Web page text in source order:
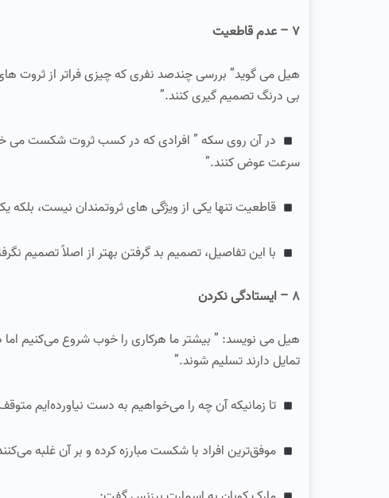
۷ – عدم قاطعیت
هیل می‌ گوید” بررسی چندصد نفری که چیزی فراتر از ثروت‌
بی‌ درنگ تصمیم‌ گیری کنند.”
در آن روی سکه ” افرادی که در کسب ثروت شکست می‌
سرعت عوض کنند.”
قاطعیت تنها یکی از ویژگی‌ های ثروتمندان نیست،
با این تفاصیل، تصمیم بد گرفتن بهتر از اصلاً تصمیم
۸ – ایستادگی نکردن
هیل می‌ نویسد: ” بیشتر ما هرکاری را خوب شروع‌ می‌کنیم
تمایل دارند تسلیم شوند.”
تا زمانیکه آن‌ چه را می‌خواهیم به دست نیاورده‌ایم
موفق‌ترین افراد با شکست مبارزه کرده و بر آن غلبه